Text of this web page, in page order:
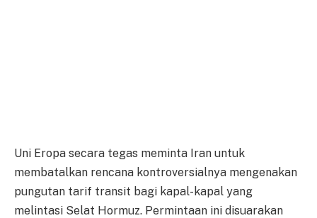
Uni Eropa secara tegas meminta Iran untuk
membatalkan rencana kontroversialnya mengenakan
pungutan tarif transit bagi kapal-kapal yang
melintasi Selat Hormuz. Permintaan ini disuarakan